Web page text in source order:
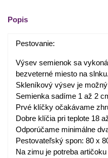
Popis
Pestovanie:
Výsev semienok sa
bezveterné miesto na slnku.
Skleníkový výsev je
Semienka sadíme 1 až 2
Prvé klíčky očakávame
Dobre klíčia pri teplote 18
Odporúčame minimálne
Pestovateľský spon: 80 x
Na zimu je potreba